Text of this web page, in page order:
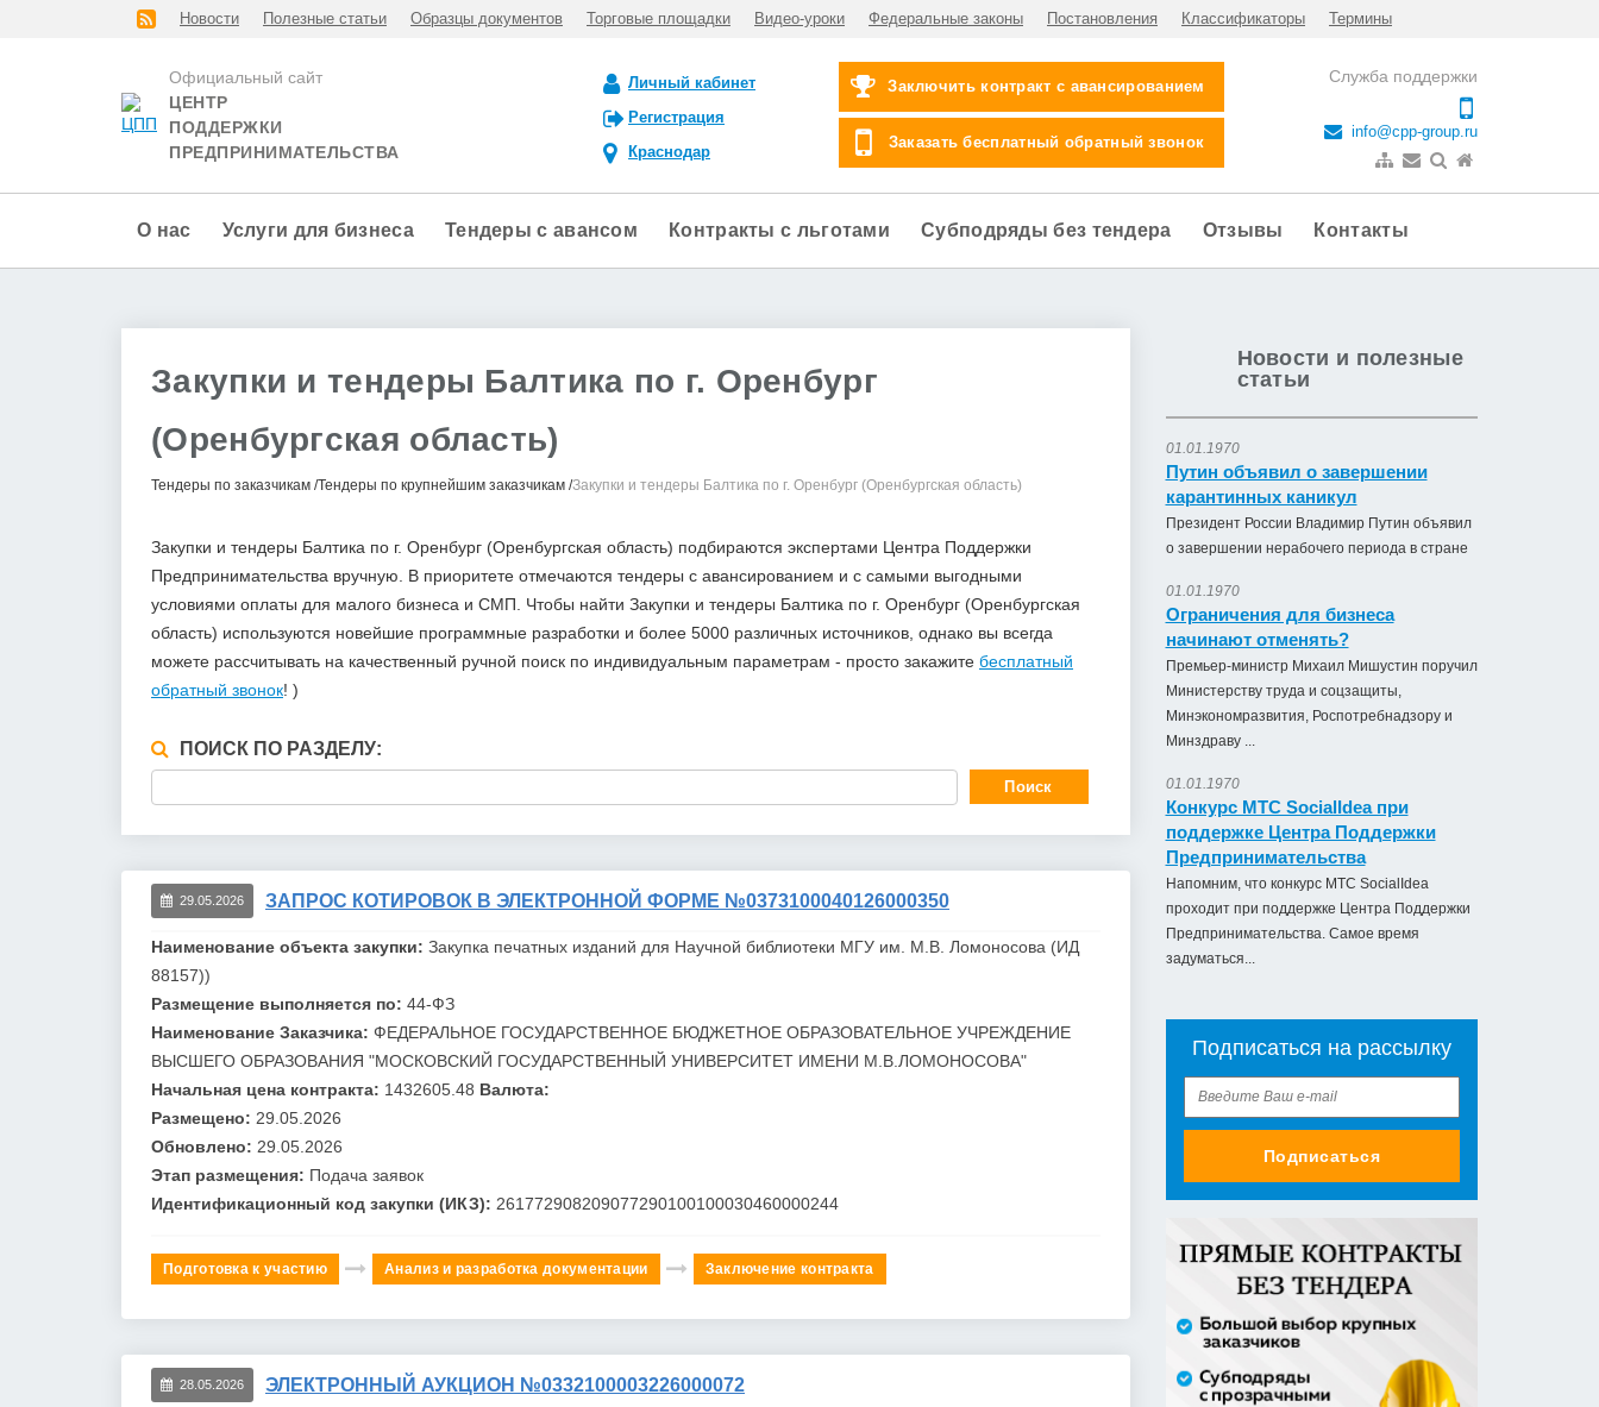
Новости Полезные статьи Образцы документов Торговые площадки Видео-уроки Федеральные законы Постановления Классификаторы Термины
Официальный сайт
ЦЕНТР
ПОДДЕРЖКИ
ПРЕДПРИНИМАТЕЛЬСТВА
Личный кабинет
Регистрация
Краснодар
Заключить контракт с авансированием
Заказать бесплатный обратный звонок
Служба поддержки
info@cpp-group.ru
О нас Услуги для бизнеса Тендеры с авансом Контракты с льготами Субподряды без тендера Отзывы Контакты
Закупки и тендеры Балтика по г. Оренбург
(Оренбургская область)
Тендеры по заказчикам Тендеры по крупнейшим заказчикам Закупки и тендеры Балтика по г. Оренбург (Оренбургская область)
Закупки и тендеры Балтика по г. Оренбург (Оренбургская область) подбираются экспертами Центра Поддержки
Предпринимательства вручную. В приоритете отмечаются тендеры с авансированием и с самыми выгодными
условиями оплаты для малого бизнеса и СМП. Чтобы найти Закупки и тендеры Балтика по г. Оренбург (Оренбургская
область) используются новейшие программные разработки и более 5000 различных источников, однако вы всегда
можете рассчитывать на качественный ручной поиск по индивидуальным параметрам - просто закажите бесплатный
обратный звонок! )
ПОИСК ПО РАЗДЕЛУ:
29.05.2026 ЗАПРОС КОТИРОВОК В ЭЛЕКТРОННОЙ ФОРМЕ №0373100040126000350
Наименование объекта закупки: Закупка печатных изданий для Научной библиотеки МГУ им. М.В. Ломоносова (ИД
88157))
Размещение выполняется по: 44-ФЗ
Наименование Заказчика: ФЕДЕРАЛЬНОЕ ГОСУДАРСТВЕННОЕ БЮДЖЕТНОЕ ОБРАЗОВАТЕЛЬНОЕ УЧРЕЖДЕНИЕ
ВЫСШЕГО ОБРАЗОВАНИЯ "МОСКОВСКИЙ ГОСУДАРСТВЕННЫЙ УНИВЕРСИТЕТ ИМЕНИ М.В.ЛОМОНОСОВА"
Начальная цена контракта: 1432605.48 Валюта:
Размещено: 29.05.2026
Обновлено: 29.05.2026
Этап размещения: Подача заявок
Идентификационный код закупки (ИКЗ): 261772908209077290100100030460000244
Подготовка к участию Анализ и разработка документации Заключение контракта
28.05.2026 ЭЛЕКТРОННЫЙ АУКЦИОН №0332100003226000072
Новости и полезные
статьи
01.01.1970
Путин объявил о завершении
карантинных каникул
Президент России Владимир Путин объявил
о завершении нерабочего периода в стране
01.01.1970
Ограничения для бизнеса
начинают отменять?
Премьер-министр Михаил Мишустин поручил
Министерству труда и соцзащиты,
Минэкономразвития, Роспотребнадзору и
Минздраву ...
01.01.1970
Конкурс МТС SocialIdea при
поддержке Центра Поддержки
Предпринимательства
Напомним, что конкурс МТС SocialIdea
проходит при поддержке Центра Поддержки
Предпринимательства. Самое время
задуматься...
Подписаться на рассылку
Подписаться
Оказание услуги по ремонту и
979 492,71 руб. - сумма сделки
50% аванс;
приобретение жилого помещения
(квартиры) в муниципальную соб...
1 538 252,80 руб. - сумма сделки
30% аванс;